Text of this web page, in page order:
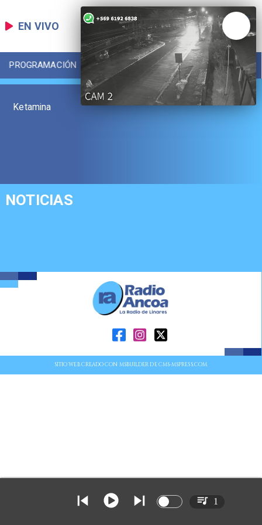
EN VIVO
PROGRAMACIÓN LOCAL DEPORTES
Ketamina
NOTICIAS
SITIO WEB CREADO CON MSBUILDER DE CMS-MSPRESS.COM
1